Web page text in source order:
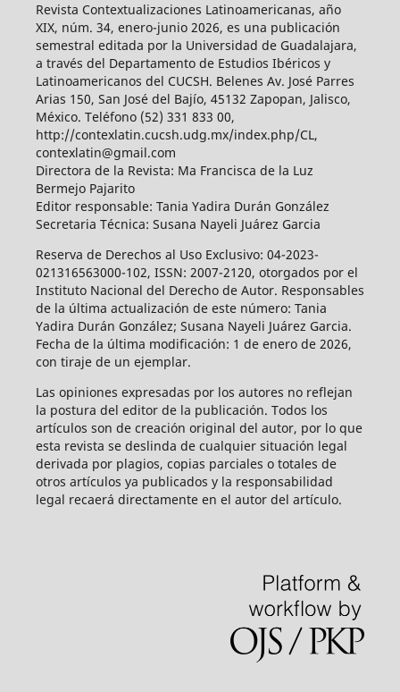
Revista Contextualizaciones Latinoamericanas, año
XIX, núm. 34, enero-junio 2026, es una publicación
semestral editada por la Universidad de Guadalajara,
a través del Departamento de Estudios Ibéricos y
Latinoamericanos del CUCSH. Belenes Av. José Parres
Arias 150, San José del Bajío, 45132 Zapopan, Jalisco,
México. Teléfono (52) 331 833 00,
http://contexlatin.cucsh.udg.mx/index.php/CL,
contexlatin@gmail.com
Directora de la Revista: Ma Francisca de la Luz
Bermejo Pajarito
Editor responsable: Tania Yadira Durán González
Secretaria Técnica: Susana Nayeli Juárez Garcia
Reserva de Derechos al Uso Exclusivo: 04-2023-
021316563000-102, ISSN: 2007-2120, otorgados por el
Instituto Nacional del Derecho de Autor. Responsables
de la última actualización de este número: Tania
Yadira Durán González; Susana Nayeli Juárez Garcia.
Fecha de la última modificación: 1 de enero de 2026,
con tiraje de un ejemplar.
Las opiniones expresadas por los autores no reflejan
la postura del editor de la publicación. Todos los
artículos son de creación original del autor, por lo que
esta revista se deslinda de cualquier situación legal
derivada por plagios, copias parciales o totales de
otros artículos ya publicados y la responsabilidad
legal recaerá directamente en el autor del artículo.